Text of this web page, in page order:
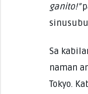
ganito!”
Sa
naman
Tokyo.